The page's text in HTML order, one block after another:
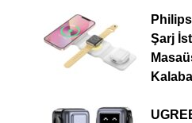
Şarj